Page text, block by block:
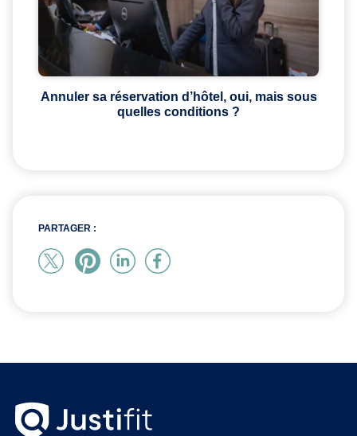
Annuler sa réservation d’hôtel, oui, mais sous
quelles conditions ?
PARTAGER :